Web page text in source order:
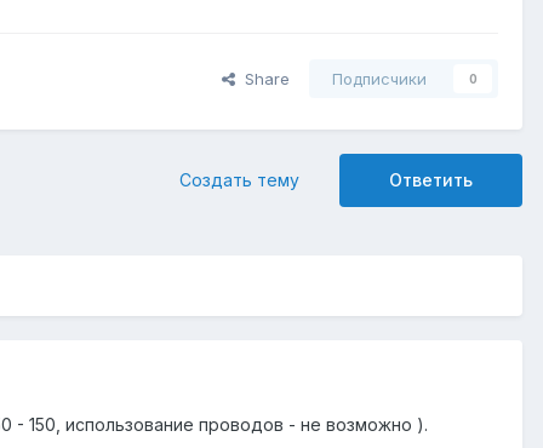
Share Подписчики 0
Ответить
Создать тему
- 150, использование проводов - не возможно ).